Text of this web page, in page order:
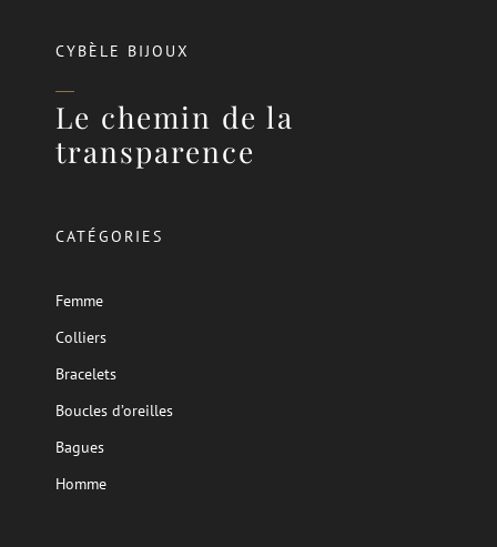
CYBÈLE BIJOUX
Le chemin de la
transparence
CATÉGORIES
Femme
Colliers
Bracelets
Boucles d’oreilles
Bagues
Homme